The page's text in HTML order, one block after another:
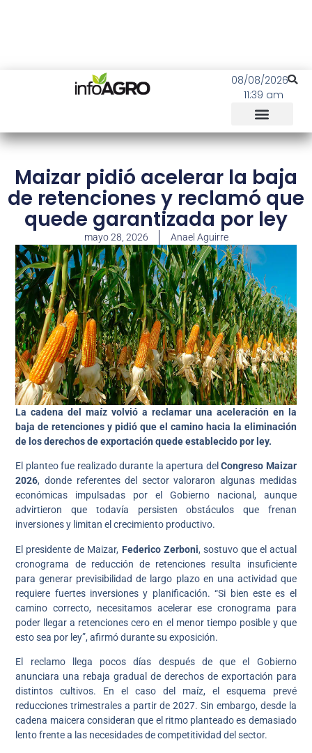
08/08/2026
11:39 am
Maizar pidió acelerar la baja
de retenciones y reclamó que
quede garantizada por ley
mayo 28, 2026 Anael Aguirre
La cadena del maíz volvió a reclamar una aceleración en la
baja de retenciones y pidió que el camino hacia la eliminación
de los derechos de exportación quede establecido por ley.
El planteo fue realizado durante la apertura delCongreso Maizar
2026, donde referentes del sector valoraron algunas medidas
económicas impulsadas por el Gobierno nacional, aunque
advirtieron que todavía persisten obstáculos que frenan
inversiones y limitan el crecimiento productivo.
El presidente de Maizar, Federico Zerboni, sostuvo que el actual
cronograma de reducción de retenciones resulta insuficiente
para generar previsibilidad de largo plazo en una actividad que
requiere fuertes inversiones y planificación. “Si bien este es el
camino correcto, necesitamos acelerar ese cronograma para
poder llegar a retenciones cero en el menor tiempo posible y que
esto sea por ley”, afirmó durante su exposición.
El reclamo llega pocos días después de que el Gobierno
anunciara una rebaja gradual de derechos de exportación para
distintos cultivos. En el caso del maíz, el esquema prevé
reducciones trimestrales a partir de 2027. Sin embargo, desde la
cadena maicera consideran que el ritmo planteado es demasiado
lento frente a las necesidades de competitividad del sector.